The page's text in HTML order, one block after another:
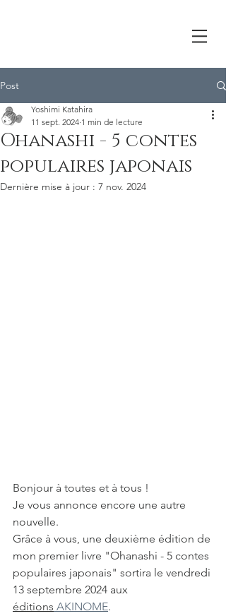
Post
Ohanashi - 5 contes
populaires japonais
Yoshimi Katahira
11 sept. 2024 1 min de lecture
Dernière mise à jour : 7 nov. 2024
Bonjour à toutes et à tous !
Je vous annonce encore une autre
nouvelle.
Grâce à vous, une deuxième édition de
mon premier livre "Ohanashi - 5 contes
populaires japonais" sortira le vendredi
13 septembre 2024 aux
éditions AKINOME.